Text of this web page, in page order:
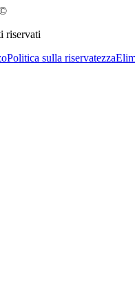
riservati
Politica sulla riservatezza